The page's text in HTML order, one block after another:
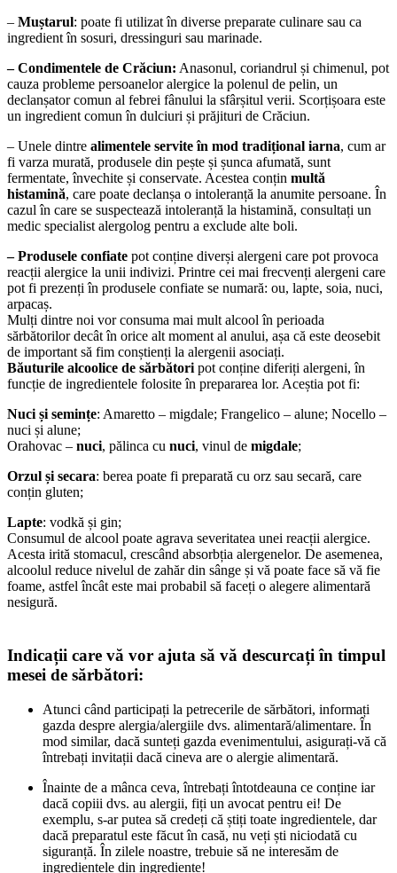
– Muștarul: poate fi utilizat în diverse preparate culinare sau ca
ingredient în sosuri, dressinguri sau marinade.
– Condimentele de Crăciun: Anasonul, coriandrul și chimenul, pot
cauza probleme persoanelor alergice la polenul de pelin, un
declanșator comun al febrei fânului la sfârșitul verii. Scorțișoara este
un ingredient comun în dulciuri și prăjituri de Crăciun.
– Unele dintre alimentele servite în mod tradițional iarna, cum ar
fi varza murată, produsele din pește și șunca afumată, sunt
fermentate, învechite și conservate. Acestea conțin multă
histamină, care poate declanșa o intoleranță la anumite persoane. În
cazul în care se suspectează intoleranță la histamină, consultați un
medic specialist alergolog pentru a exclude alte boli.
– Produsele confiate pot conține diverși alergeni care pot provoca
reacții alergice la unii indivizi. Printre cei mai frecvenți alergeni care
pot fi prezenți în produsele confiate se numară: ou, lapte, soia, nuci,
arpacaș.
Mulți dintre noi vor consuma mai mult alcool în perioada
sărbătorilor decât în orice alt moment al anului, așa că este deosebit
de important să fim conștienți la alergenii asociați.
Băuturile alcoolice de sărbători pot conține diferiți alergeni, în
funcție de ingredientele folosite în prepararea lor. Aceștia pot fi:
Nuci și semințe: Amaretto – migdale; Frangelico – alune; Nocello –
nuci și alune;
Orahovac – nuci, pălinca cu nuci, vinul de migdale;
Orzul și secara: berea poate fi preparată cu orz sau secară, care
conțin gluten;
Lapte: vodkă și gin;
Consumul de alcool poate agrava severitatea unei reacții alergice.
Acesta irită stomacul, crescând absorbția alergenelor. De asemenea,
alcoolul reduce nivelul de zahăr din sânge și vă poate face să vă fie
foame, astfel încât este mai probabil să faceți o alegere alimentară
nesigură.
Indicații care vă vor ajuta să vă descurcați în timpul
mesei de sărbători:
Atunci când participați la petrecerile de sărbători, informați
gazda despre alergia/alergiile dvs. alimentară/alimentare. În
mod similar, dacă sunteți gazda evenimentului, asigurați-vă că
întrebați invitații dacă cineva are o alergie alimentară.
Înainte de a mânca ceva, întrebați întotdeauna ce conține iar
dacă copiii dvs. au alergii, fiți un avocat pentru ei! De
exemplu, s-ar putea să credeți că știți toate ingredientele, dar
dacă preparatul este făcut în casă, nu veți ști niciodată cu
siguranță. În zilele noastre, trebuie să ne interesăm de
ingredientele din ingrediente!